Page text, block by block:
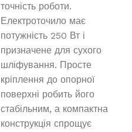
точність роботи.
Електроточило має
потужність 250 Вт і
призначене для сухого
шліфування. Просте
кріплення до опорної
поверхні робить його
стабільним, а компактна
конструкція спрощує